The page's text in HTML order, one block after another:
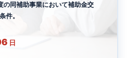
の同補助事業において補助金交
件。
日